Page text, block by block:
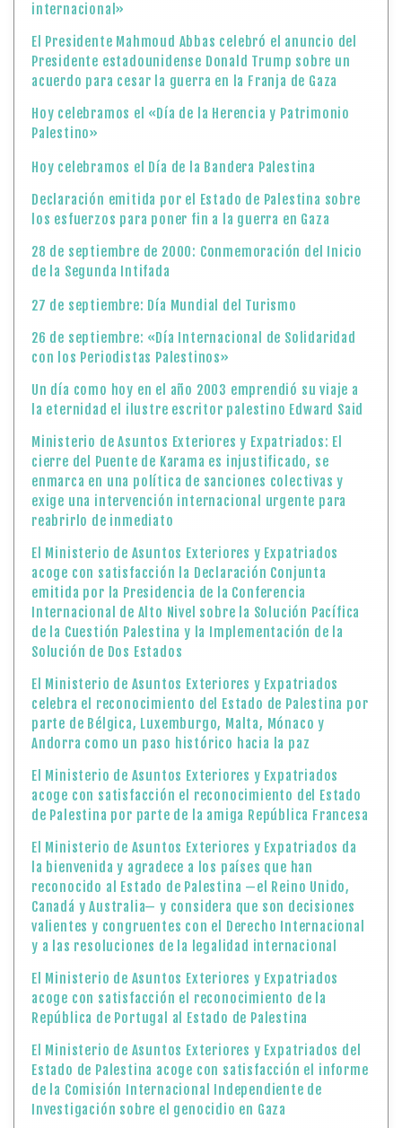
internacional»
El Presidente Mahmoud Abbas celebró el anuncio del
Presidente estadounidense Donald Trump sobre un
acuerdo para cesar la guerra en la Franja de Gaza
Hoy celebramos el «Día de la Herencia y Patrimonio
Palestino»
Hoy celebramos el Día de la Bandera Palestina
Declaración emitida por el Estado de Palestina sobre
los esfuerzos para poner fin a la guerra en Gaza
28 de septiembre de 2000: Conmemoración del Inicio
de la Segunda Intifada
27 de septiembre: Día Mundial del Turismo
26 de septiembre: «Día Internacional de Solidaridad
con los Periodistas Palestinos»
Un día como hoy en el año 2003 emprendió su viaje a
la eternidad el ilustre escritor palestino Edward Said
Ministerio de Asuntos Exteriores y Expatriados: El
cierre del Puente de Karama es injustificado, se
enmarca en una política de sanciones colectivas y
exige una intervención internacional urgente para
reabrirlo de inmediato
El Ministerio de Asuntos Exteriores y Expatriados
acoge con satisfacción la Declaración Conjunta
emitida por la Presidencia de la Conferencia
Internacional de Alto Nivel sobre la Solución Pacífica
de la Cuestión Palestina y la Implementación de la
Solución de Dos Estados
El Ministerio de Asuntos Exteriores y Expatriados
celebra el reconocimiento del Estado de Palestina por
parte de Bélgica, Luxemburgo, Malta, Mónaco y
Andorra como un paso histórico hacia la paz
El Ministerio de Asuntos Exteriores y Expatriados
acoge con satisfacción el reconocimiento del Estado
de Palestina por parte de la amiga República Francesa
El Ministerio de Asuntos Exteriores y Expatriados da
la bienvenida y agradece a los países que han
reconocido al Estado de Palestina —el Reino Unido,
Canadá y Australia— y considera que son decisiones
valientes y congruentes con el Derecho Internacional
y a las resoluciones de la legalidad internacional
El Ministerio de Asuntos Exteriores y Expatriados
acoge con satisfacción el reconocimiento de la
República de Portugal al Estado de Palestina
El Ministerio de Asuntos Exteriores y Expatriados del
Estado de Palestina acoge con satisfacción el informe
de la Comisión Internacional Independiente de
Investigación sobre el genocidio en Gaza